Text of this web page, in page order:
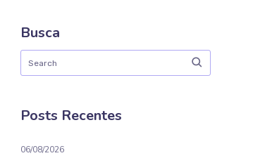
Busca
Posts Recentes
06/08/2026